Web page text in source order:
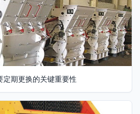
定期更换的关键重要性